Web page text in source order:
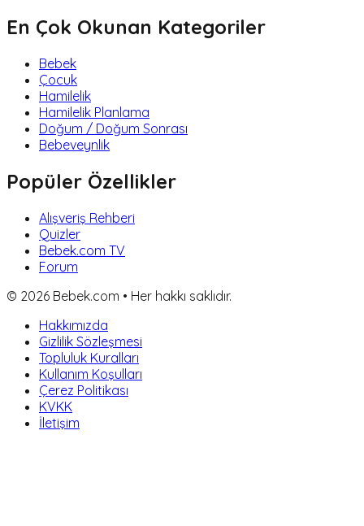
En Çok Okunan Kategoriler
Bebek
Çocuk
Hamilelik
Hamilelik Planlama
Doğum / Doğum Sonrası
Bebeveynlik
Popüler Özellikler
Alışveriş Rehberi
Quizler
Bebek.com TV
Forum
© 2026 Bebek.com • Her hakkı saklıdır.
Hakkımızda
Gizlilik Sözleşmesi
Topluluk Kuralları
Kullanım Koşulları
Çerez Politikası
KVKK
İletişim